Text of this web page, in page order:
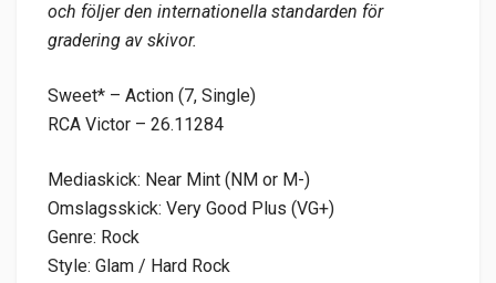
och följer den internationella standarden för
gradering av skivor.
Sweet* – Action (7, Single)
RCA Victor – 26.11284
Mediaskick: Near Mint (NM or M-)
Omslagsskick: Very Good Plus (VG+)
Genre: Rock
Style: Glam / Hard Rock